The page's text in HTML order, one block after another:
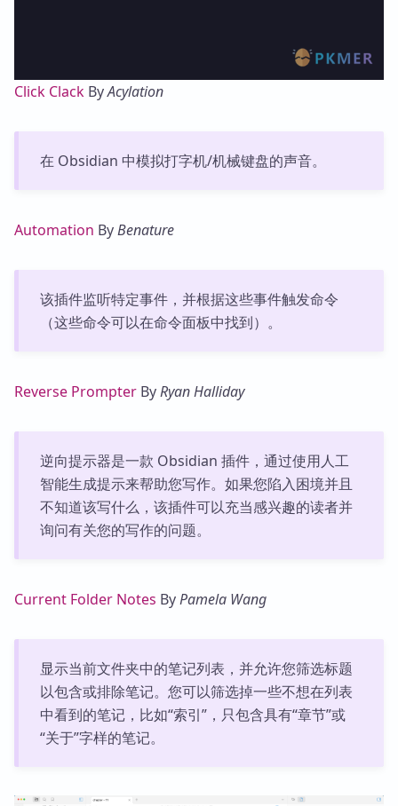
Click Clack ByAcylation
在 Obsidian 中模拟打字机/机械键盘的声音。
Automation ByBenature
该插件监听特定事件，并根据这些事件触发命令
（这些命令可以在命令面板中找到）。
Reverse Prompter ByRyan Halliday
逆向提示器是一款 Obsidian 插件，通过使用人工
智能生成提示来帮助您写作。如果您陷入困境并且
不知道该写什么，该插件可以充当感兴趣的读者并
询问有关您的写作的问题。
Current Folder Notes ByPamela Wang
显示当前文件夹中的笔记列表，并允许您筛选标题
以包含或排除笔记。您可以筛选掉一些不想在列表
中看到的笔记，比如“索引”，只包含具有“章节”或
“关于”字样的笔记。